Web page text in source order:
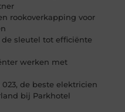
rookoverkapping voor
sleutel tot efficiënte
werken met
de beste elektricien
bij Parkhotel